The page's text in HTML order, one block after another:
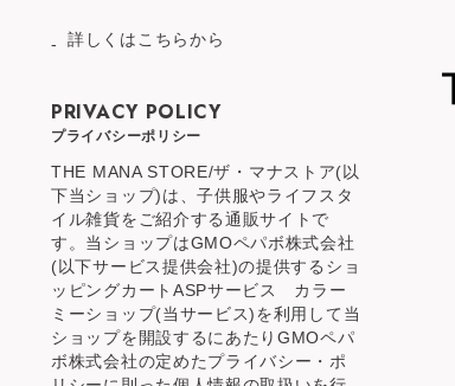
詳しくはこちらから
PRIVACY POLICY
プライバシーポリシー
THE MANA STORE/ザ・マナストア(以
下当ショップ)は、子供服やライフスタ
イル雑貨をご紹介する通販サイトで
す。当ショップはGMOペパボ株式会社
(以下サービス提供会社)の提供するショ
ッピングカートASPサービス カラー
ミーショップ(当サービス)を利用して当
ショップを開設するにあたりGMOペパ
ボ株式会社の定めたプライバシー・ポ